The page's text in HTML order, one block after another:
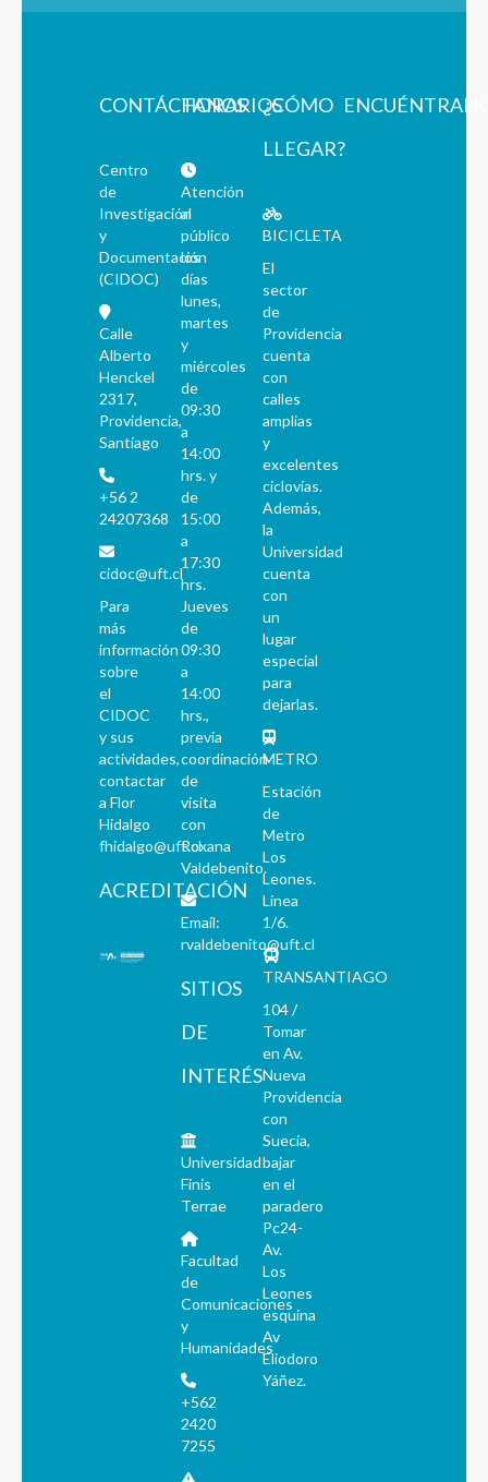
CONTÁCTANOS
Centro
de
Investigación
y
Documentación
(CIDOC)
Calle
Alberto
Henckel
2317,
Providencia,
Santiago
+56 2
24207368
cidoc@uft.cl
Para
más
información
sobre
el
CIDOC
y sus
actividades,
contactar
a Flor
Hidalgo
fhidalgo@uft.cl
ACREDITACIÓN
HORARIOS
Atención
al
público
los
días
lunes,
martes
y
miércoles
de
09:30
a
14:00
hrs. y
de
15:00
a
17:30
hrs.
Jueves
de
09:30
a
14:00
hrs.,
previa
coordinación
de
visita
con
Roxana
Valdebenito.
Email:
rvaldebenito@uft.cl
SITIOS
DE
INTERÉS
Universidad
Finis
Terrae
Facultad
de
Comunicaciones
y
Humanidades
+562
2420
7255
¿CÓMO
LLEGAR?
BICICLETA
El
sector
de
Providencia
cuenta
con
calles
amplias
y
excelentes
ciclovías.
Además,
la
Universidad
cuenta
con
un
lugar
especial
para
dejarlas.
METRO
Estación
de
Metro
Los
Leones.
Línea
1/6.
TRANSANTIAGO
104 /
Tomar
en Av.
Nueva
Providencia
con
Suecia,
bajar
en el
paradero
Pc24-
Av.
Los
Leones
esquina
Av
Eliodoro
Yáñez.